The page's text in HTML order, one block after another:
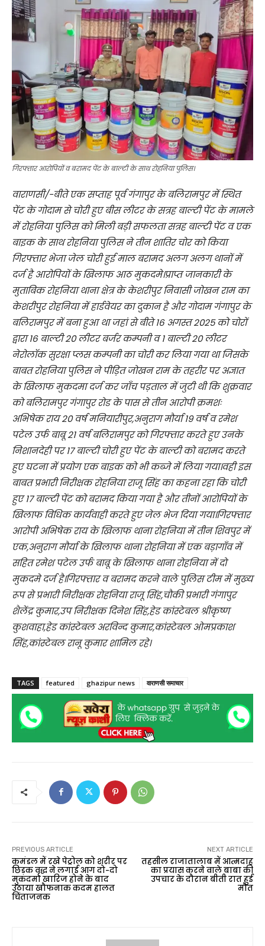
गिरफ्तार आरोपियों व बरामद पेंट के बाल्टी के साथ रोहनिया पुलिस।
वाराणसी/-बीते एक सप्ताह पूर्व गंगापुर के बलिरामपुर में स्थित
पेंट के गोदाम से चोरी हुए बीस लीटर के सत्रह बाल्टी पेंट के मामले
में रोहनिया पुलिस को मिली बड़ी सफलता सत्रह बाल्टी पेंट व एक
बाइक के साथ रोहनिया पुलिस ने तीन शातिर चोर को किया
गिरफ्तार भेजा जेल चोरी हुई माल बरामद अलग अलग थानों में
दर्ज है आरोपियों के खिलाफ आठ मुकदमे।प्राप्त जानकारी के
मुताबिक रोहनिया थाना क्षेत्र के केशरीपुर निवासी जोखन राम का
केशरीपुर रोहनिया में हार्डवेयर का दुकान है और गोदाम गंगापुर के
बलिरामपुर में बना हुआ था जहां से बीते 16 अगस्त 2025 को चोरों
द्वारा 16 बाल्टी 20 लीटर बर्जर कम्पनी व 1 बाल्टी 20 लीटर
नेरोलॉक सुरक्षा प्लस कम्पनी का चोरी कर लिया गया था जिसके
बाबत रोहनिया पुलिस ने पीड़ित जोखन राम के तहरीर पर अज्ञात
के खिलाफ मुकदमा दर्ज कर जाँच पड़ताल में जुटी थी कि शुक्रवार
को बलिरामपुर गंगापुर रोड के पास से तीन आरोपी क्रमशः
अभिषेक राय 20 वर्ष मनियारीपुर,अनुराग मौर्या 19 वर्ष व रमेश
पटेल उर्फ बाबू 21 वर्ष बलिरामपुर को गिरफ्तार करते हुए उनके
निशानदेही पर 17 बाल्टी चोरी हुए पेंट के बाल्टी को बरामद करते
हुए घटना में प्रयोग एक बाइक को भी कब्जे में लिया गया।वही इस
बाबत प्रभारी निरीक्षक रोहनिया राजू सिंह का कहना रहा कि चोरी
हुए 17 बाल्टी पेंट को बरामद किया गया है और तीनों आरोपियों के
खिलाफ विधिक कार्यवाही करते हुए जेल भेज दिया गया।गिरफ्तार
आरोपी अभिषेक राय के खिलाफ थाना रोहनिया में तीन शिवपुर में
एक,अनुराग मौर्या के खिलाफ थाना रोहनिया में एक बड़ागाँव में
सहित रमेश पटेल उर्फ बाबू के खिलाफ थाना रोहनिया में दो
मुकदमे दर्ज है।गिरफ्तार व बरामद करने वाले पुलिस टीम में मुख्य
रूप से प्रभारी निरीक्षक रोहनिया राजू सिंह,चौकी प्रभारी गंगापुर
शैलेंद्र कुमार,उप निरीक्षक दिनेश सिंह,हेड कांस्टेबल श्रीकृष्ण
कुशवाहा,हेड कांस्टेबल अरविन्द कुमार,कांस्टेबल ओमप्रकाश
सिंह,कांस्टेबल रानू कुमार शामिल रहे।
TAGS featured ghazipur news वाराणसी समाचार
PREVIOUS ARTICLE
कमंडल में रखे पेट्रोल को शरीर पर
छिड़क वृद्ध ने लगाई आग दो-दो
मुकदमा खारिज होने के बाद
उठाया खौफनाक कदम हालत
चिंताजनक
NEXT ARTICLE
तहसील राजातालाब में आत्मदाह
का प्रयास करने वाले बाबा की
उपचार के दौरान बीती रात हुई
मौत